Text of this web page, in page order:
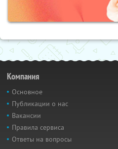
Компания
Основное
Публикации о нас
Вакансии
Правила сервиса
Ответы на вопросы